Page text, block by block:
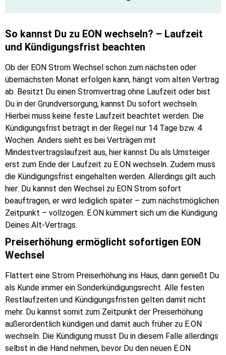
So kannst Du zu EON wechseln? – Laufzeit
und Kündigungsfrist beachten
Ob der EON Strom Wechsel schon zum nächsten oder
übernächsten Monat erfolgen kann, hängt vom alten Vertrag
ab. Besitzt Du einen Stromvertrag ohne Laufzeit oder bist
Du in der Grundversorgung, kannst Du sofort wechseln.
Hierbei muss keine feste Laufzeit beachtet werden. Die
Kündigungsfrist beträgt in der Regel nur 14 Tage bzw. 4
Wochen. Anders sieht es bei Verträgen mit
Mindestvertragslaufzeit aus, hier kannst Du als Umsteiger
erst zum Ende der Laufzeit zu E.ON wechseln. Zudem muss
die Kündigungsfrist eingehalten werden. Allerdings gilt auch
hier: Du kannst den Wechsel zu EON Strom sofort
beauftragen, er wird lediglich später – zum nächstmöglichen
Zeitpunkt – vollzogen. E.ON kümmert sich um die Kündigung
Deines Alt-Vertrags.
Preiserhöhung ermöglicht sofortigen EON
Wechsel
Flattert eine Strom Preiserhöhung ins Haus, dann genießt Du
als Kunde immer ein Sonderkündigungsrecht. Alle festen
Restlaufzeiten und Kündigungsfristen gelten damit nicht
mehr. Du kannst somit zum Zeitpunkt der Preiserhöhung
außerordentlich kündigen und damit auch früher zu E.ON
wechseln. Die Kündigung musst Du in diesem Falle allerdings
selbst in die Hand nehmen, bevor Du den neuen E.ON